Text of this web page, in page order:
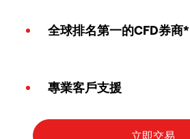
全球排名第一的CFD券商*
專業客戶支援